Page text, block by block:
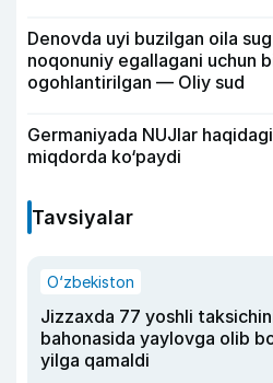
Denovda uyi buzilgan oila
noqonuniy egallagani uchun
ogohlantirilgan — Oliy sud
Germaniyada NUJlar
miqdorda ko‘paydi
Tavsiyalar
O‘zbekiston
Jizzaxda 77 yoshli
bahonasida yaylovga olib
yilga qamaldi